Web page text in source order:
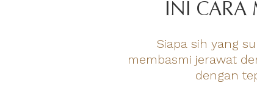
INI CARA
Siapa sih yang
membasmi jerawat
dengan